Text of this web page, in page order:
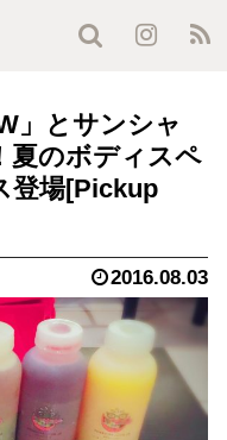
」とサンシャ
夏のボディスペ
登場
2016.08.03